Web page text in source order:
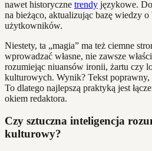
nawet historyczne trendy językowe.
na bieżąco, aktualizując bazę wiedzy o
użytkowników.
Niestety, ta „magia” ma też ciemne
wprowadzać własne, nie zawsze
rozumiejąc niuansów ironii, żartu czy
kulturowych. Wynik? Tekst poprawny,
To dlatego najlepszą praktyką jest
okiem redaktora.
Czy sztuczna inteligencja
kulturowy?